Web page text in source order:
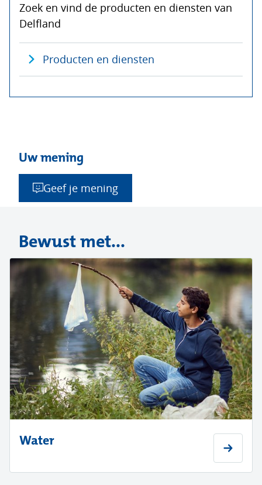
Zoek en vind de producten en diensten van
Delfland
Producten en diensten
Uw mening
Geef je mening
Bewust met...
Water